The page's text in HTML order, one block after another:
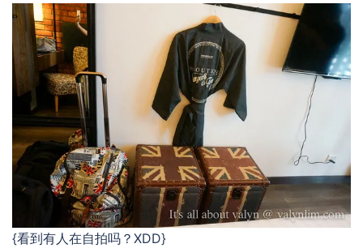
{看到有人在自拍吗？XDD}